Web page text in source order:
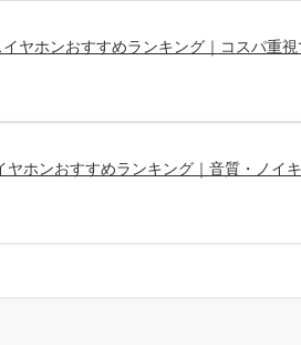
ヤホンおすすめランキング｜コスパ重
ヤホンおすすめランキング｜音質・ノイ